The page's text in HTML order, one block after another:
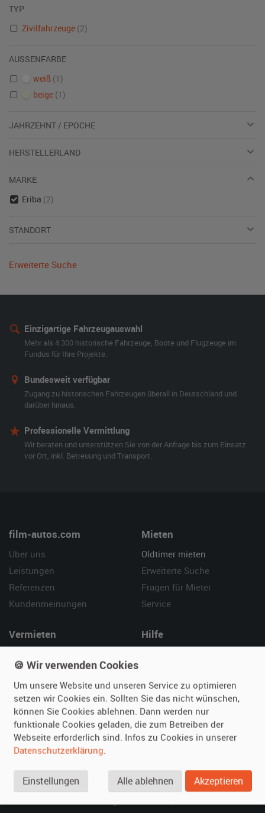
TYP
Zivilfahrzeuge (2)
AUSSENFARBE
weiß (1)
beige (1)
JAHRZEHNT / EPOCHE
HERSTELLERLAND
MARKE
Eriba (2)
STANDORT
Erweiterte Suche
Einzigartige Fahrzeugauswahl
Mehr als 4.300 historische Fahrzeuge, Boote und Flugzeuge im
Fundus für Ihre Projekte.
Bundesweit verfügbar
Zugang zu historischen Fahrzeugen überall in Deutschland und
darüber hinaus.
Professionelle Vermittlung
Wir beraten und unterstützen Sie von der Anfrage bis zum Einsatz
vor Ort, inkl. Betreuung und Transport.
film-autos.com
Über uns
Leistungen
Referenzen
Kundenmeinungen
Mieten
Oldtimer mieten
Erweiterte Suche
Fragen für Mieter
Service
Vermieten
Fotos senden
Fragen für Vermieter
Inserat verwalten
Hilfe
Kontakt
SPECIAL
Berühmte Filmautos –
🍪 Wir verwenden Cookies
Um unsere Website und unseren Service zu optimieren
setzen wir Cookies ein. Sollten Sie das nicht wünschen,
können Sie Cookies ablehnen. Dann werden nur
funktionale Cookies geladen, die zum Betreiben der
Webseite erforderlich sind. Infos zu Cookies in unserer
Datenschutzerklärung.
Einstellungen Alle ablehnen Akzeptieren